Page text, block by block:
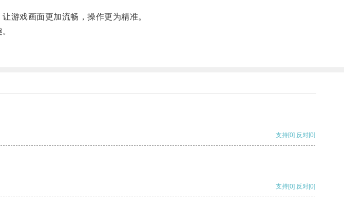
戏画面更加流畅，操作更为精准。
支持[0] 反对[0]
支持[0] 反对[0]